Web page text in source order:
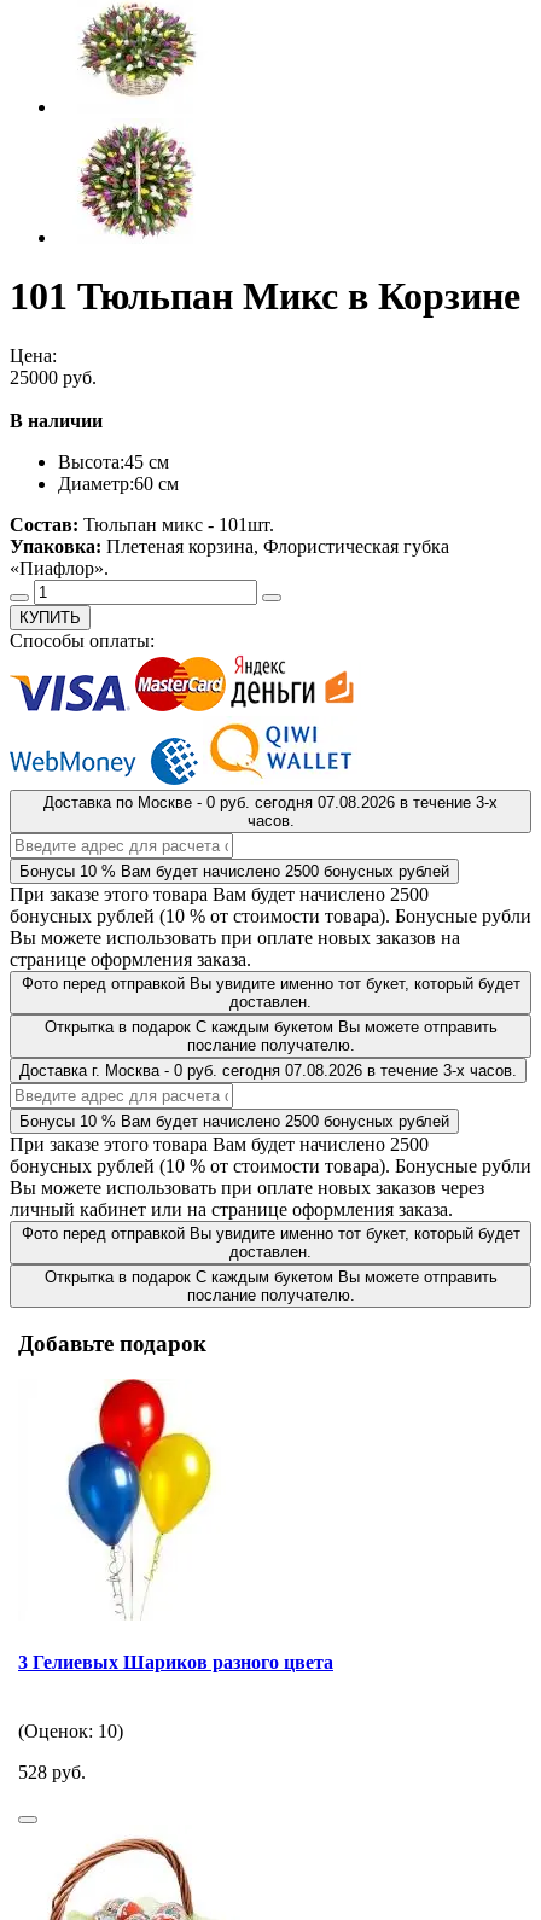
101 Тюльпан Микс в Корзине
Цена:
25000 руб.
В наличии
Высота:45 см
Диаметр:60 см
Состав: Тюльпан микс - 101шт.
Упаковка: Плетеная корзина, Флористическая губка
«Пиафлор».
КУПИТЬ
Способы оплаты:
Доставка по Москве - 0 руб. сегодня 07.08.2026 в течение 3-х
часов.
Бонусы 10 % Вам будет начислено 2500 бонусных рублей
При заказе этого товара Вам будет начислено 2500
бонусных рублей (10 % от стоимости товара). Бонусные рубли
Вы можете использовать при оплате новых заказов на
странице оформления заказа.
Фото перед отправкой Вы увидите именно тот букет, который будет
доставлен.
Открытка в подарок С каждым букетом Вы можете отправить
послание получателю.
Доставка г. Москва - 0 руб. сегодня 07.08.2026 в течение 3-х часов.
Бонусы 10 % Вам будет начислено 2500 бонусных рублей
При заказе этого товара Вам будет начислено 2500
бонусных рублей (10 % от стоимости товара). Бонусные рубли
Вы можете использовать при оплате новых заказов через
личный кабинет или на странице оформления заказа.
Фото перед отправкой Вы увидите именно тот букет, который будет
доставлен.
Открытка в подарок С каждым букетом Вы можете отправить
послание получателю.
Добавьте подарок
3 Гелиевых Шариков разного цвета
(Оценок: 10)
528 руб.